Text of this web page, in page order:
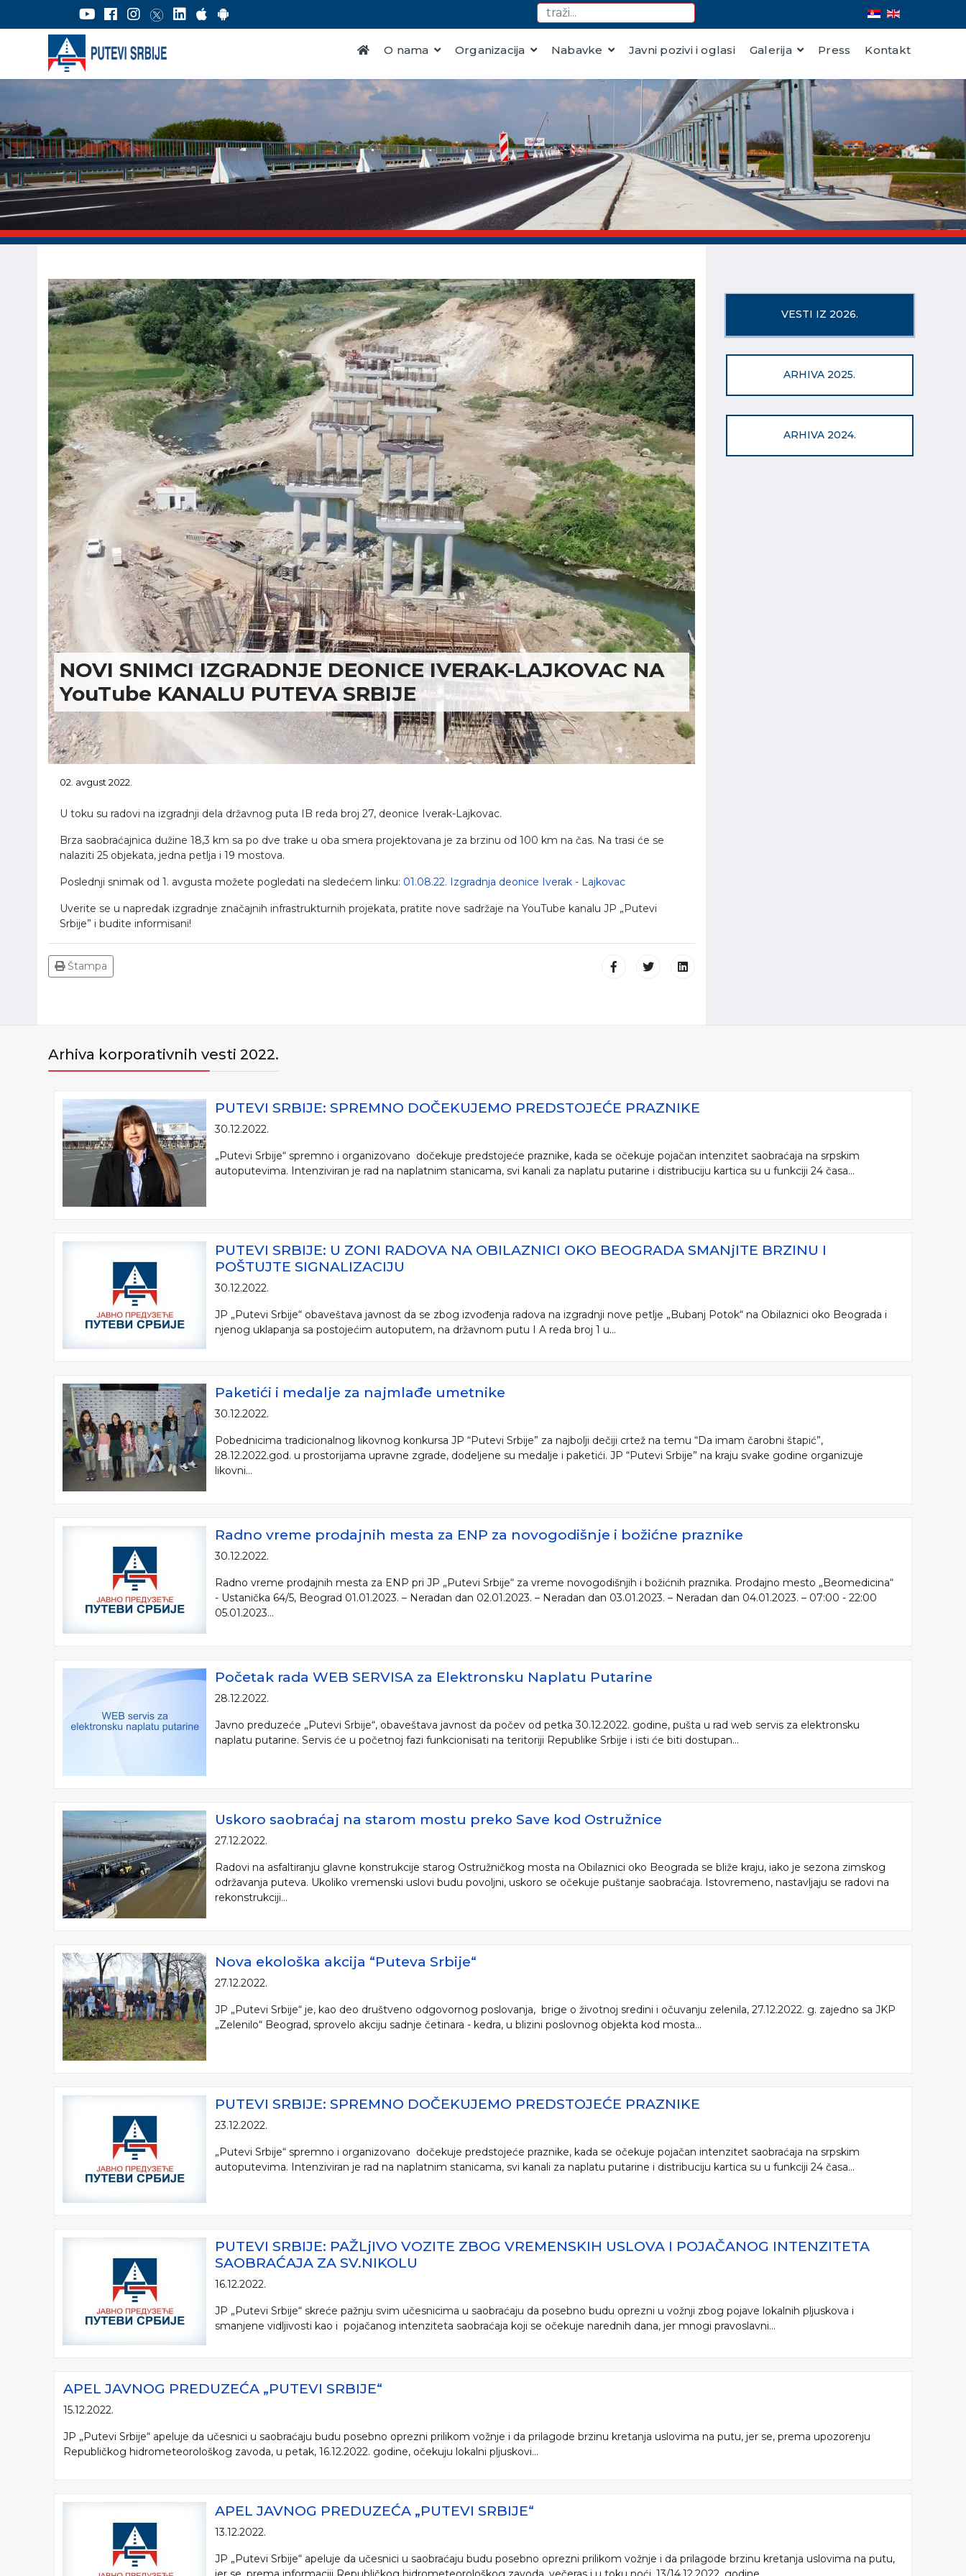
O nama Organizacija Nabavke Javni pozivi i oglasi Galerija Press Kontakt
NOVI SNIMCI IZGRADNJE DEONICE IVERAK-LAJKOVAC NA
YouTube KANALU PUTEVA SRBIJE
02. avgust 2022.
U toku su radovi na izgradnji dela državnog puta IB reda broj 27, deonice Iverak-Lajkovac.
Brza saobraćajnica dužine 18,3 km sa po dve trake u oba smera projektovana je za brzinu od 100 km na čas. Na trasi će se
nalaziti 25 objekata, jedna petlja i 19 mostova.
Poslednji snimak od 1. avgusta možete pogledati na sledećem linku: 01.08.22. Izgradnja deonice Iverak - Lajkovac
Uverite se u napredak izgradnje značajnih infrastrukturnih projekata, pratite nove sadržaje na YouTube kanalu JP „Putevi
Srbije” i budite informisani!
Štampa
VESTI IZ 2026.
ARHIVA 2025.
ARHIVA 2024.
Arhiva korporativnih vesti 2022.
PUTEVI SRBIJE: SPREMNO DOČEKUJEMO PREDSTOJEĆE PRAZNIKE
30.12.2022.
„Putevi Srbije“ spremno i organizovano dočekuje predstojeće praznike, kada se očekuje pojačan intenzitet saobraćaja na srpskim
autoputevima. Intenziviran je rad na naplatnim stanicama, svi kanali za naplatu putarine i distribuciju kartica su u funkciji 24 časa...
PUTEVI SRBIJE: U ZONI RADOVA NA OBILAZNICI OKO BEOGRADA SMANjITE BRZINU I
POŠTUJTE SIGNALIZACIJU
30.12.2022.
JP „Putevi Srbije“ obaveštava javnost da se zbog izvođenja radova na izgradnji nove petlje „Bubanj Potok“ na Obilaznici oko Beograda i
njenog uklapanja sa postojećim autoputem, na državnom putu I A reda broj 1 u...
Paketići i medalje za najmlađe umetnike
30.12.2022.
Pobednicima tradicionalnog likovnog konkursa JP “Putevi Srbije” za najbolji dečiji crtež na temu “Da imam čarobni štapić”,
28.12.2022.god. u prostorijama upravne zgrade, dodeljene su medalje i paketići. JP “Putevi Srbije” na kraju svake godine organizuje
likovni...
Radno vreme prodajnih mesta za ENP za novogodišnje i božićne praznike
30.12.2022.
Radno vreme prodajnih mesta za ENP pri JP „Putevi Srbije“ za vreme novogodišnjih i božićnih praznika. Prodajno mesto „Beomedicina“
- Ustanička 64/5, Beograd 01.01.2023. – Neradan dan 02.01.2023. – Neradan dan 03.01.2023. – Neradan dan 04.01.2023. – 07:00 - 22:00
05.01.2023...
Početak rada WEB SERVISA za Elektronsku Naplatu Putarine
28.12.2022.
Javno preduzeće „Putevi Srbije“, obaveštava javnost da počev od petka 30.12.2022. godine, pušta u rad web servis za elektronsku
naplatu putarine. Servis će u početnoj fazi funkcionisati na teritoriji Republike Srbije i isti će biti dostupan...
Uskoro saobraćaj na starom mostu preko Save kod Ostružnice
27.12.2022.
Radovi na asfaltiranju glavne konstrukcije starog Ostružničkog mosta na Obilaznici oko Beograda se bliže kraju, iako je sezona zimskog
održavanja puteva. Ukoliko vremenski uslovi budu povoljni, uskoro se očekuje puštanje saobraćaja. Istovremeno, nastavljaju se radovi na
rekonstrukciji...
Nova ekološka akcija “Puteva Srbije“
27.12.2022.
JP „Putevi Srbije“ je, kao deo društveno odgovornog poslovanja, brige o životnoj sredini i očuvanju zelenila, 27.12.2022. g. zajedno sa JKP
„Zelenilo“ Beograd, sprovelo akciju sadnje četinara - kedra, u blizini poslovnog objekta kod mosta...
PUTEVI SRBIJE: SPREMNO DOČEKUJEMO PREDSTOJEĆE PRAZNIKE
23.12.2022.
„Putevi Srbije“ spremno i organizovano dočekuje predstojeće praznike, kada se očekuje pojačan intenzitet saobraćaja na srpskim
autoputevima. Intenziviran je rad na naplatnim stanicama, svi kanali za naplatu putarine i distribuciju kartica su u funkciji 24 časa...
PUTEVI SRBIJE: PAŽLjIVO VOZITE ZBOG VREMENSKIH USLOVA I POJAČANOG INTENZITETA
SAOBRAĆAJA ZA SV.NIKOLU
16.12.2022.
JP „Putevi Srbije“ skreće pažnju svim učesnicima u saobraćaju da posebno budu oprezni u vožnji zbog pojave lokalnih pljuskova i
smanjene vidljivosti kao i pojačanog intenziteta saobraćaja koji se očekuje narednih dana, jer mnogi pravoslavni...
APEL JAVNOG PREDUZEĆA „PUTEVI SRBIJE“
15.12.2022.
JP „Putevi Srbije“ apeluje da učesnici u saobraćaju budu posebno oprezni prilikom vožnje i da prilagode brzinu kretanja uslovima na putu, jer se, prema upozorenju
Republičkog hidrometeorološkog zavoda, u petak, 16.12.2022. godine, očekuju lokalni pljuskovi...
APEL JAVNOG PREDUZEĆA „PUTEVI SRBIJE“
13.12.2022.
JP „Putevi Srbije“ apeluje da učesnici u saobraćaju budu posebno oprezni prilikom vožnje i da prilagode brzinu kretanja uslovima na putu,